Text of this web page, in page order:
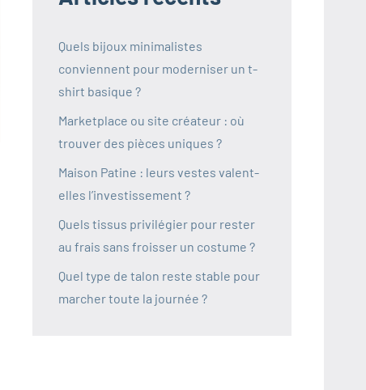
Quels bijoux minimalistes
conviennent pour moderniser un t-
shirt basique ?
Marketplace ou site créateur : où
trouver des pièces uniques ?
Maison Patine : leurs vestes valent-
elles l’investissement ?
Quels tissus privilégier pour rester
au frais sans froisser un costume ?
Quel type de talon reste stable pour
marcher toute la journée ?